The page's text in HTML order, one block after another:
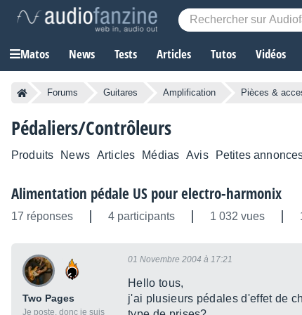
Matos News Tests Articles Tutos Vidéos
Forums Guitares Amplification Pièces &
Pédaliers/Contrôleurs
Produits News Articles Médias Avis Petites
Alimentation pédale US pour electro-harmonix
17 réponses 4 participants 1 032 vues
Two Pages
Je poste, donc je suis
01 Novembre 2004 à 17:21
Hello tous,
j'ai plusieurs pédales d'effet de